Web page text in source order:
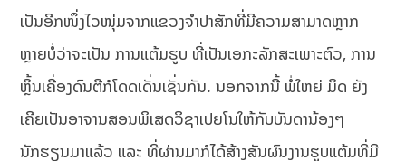
ເປັນອີກໜຶ່ງໄວໜຸ່ມຈາກແຂວງຈໍາປາສັກທີ່ມີຄວາມສາມາດຫຼາກ
ຫຼາຍບໍ່ວ່າຈະເປັນ ການແຕ້ມຮູບ ທີ່ເປັນເອກະລັກສະເພາະຕົວ, ການ
ຫຼິ້ນເຄື່ອງດົນຕີກໍໂດດເດັ່ນເຊັ່ນກັນ. ນອກຈາກນີ້ ພໍ່ໃຫຍ່ ມິດ ຍັງ
ເຄີຍເປັນອາຈານສອນພິເສດວິຊາເປຍໂນໃຫ້ກັບບັນດານ້ອງໆ
ນັກຮຽນມາແລ້ວ ແລະ ທີ່ຜ່ານມາກໍໄດ້ສ້າງສັນຜົນງານຮູບແຕ້ມທີ່ມີ